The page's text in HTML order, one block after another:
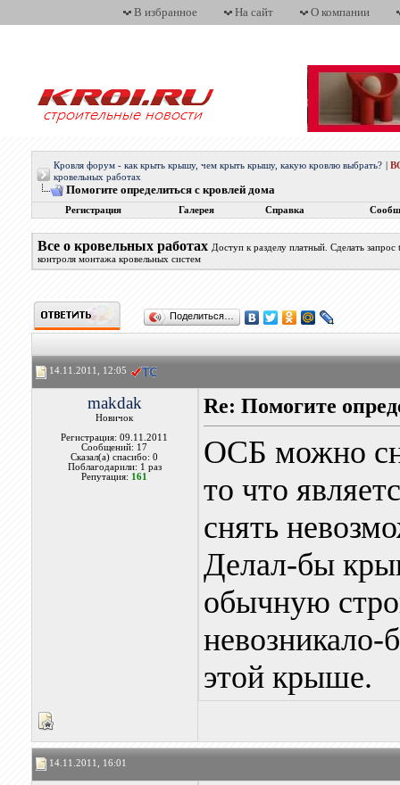
В избранное На сайт О компании
Кровля форум - как крыть крышу, чем крыть крышу, какую кровлю выбрать?
кровельных работах
Помогите определиться с кровлей дома
Регистрация Галерея Справка
Все о кровельных работах Доступ к разделу платный. Сделать
контроля монтажа кровельных систем
Поделиться…
14.11.2011, 12:05
makdak
Новичок
Регистрация: 09.11.2011
Сообщений: 17
Сказал(а) спасибо: 0
Поблагодарили: 1 раз
Репутация: 161
Re: Помогите
ОСБ можно
то что
снять
Делал-бы
обычную
этой крыше.
14.11.2011, 16:01